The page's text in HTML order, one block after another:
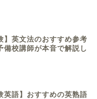
】英文法のおすすめ参考
備校講師が本音で解説し
英語】おすすめの英熟語